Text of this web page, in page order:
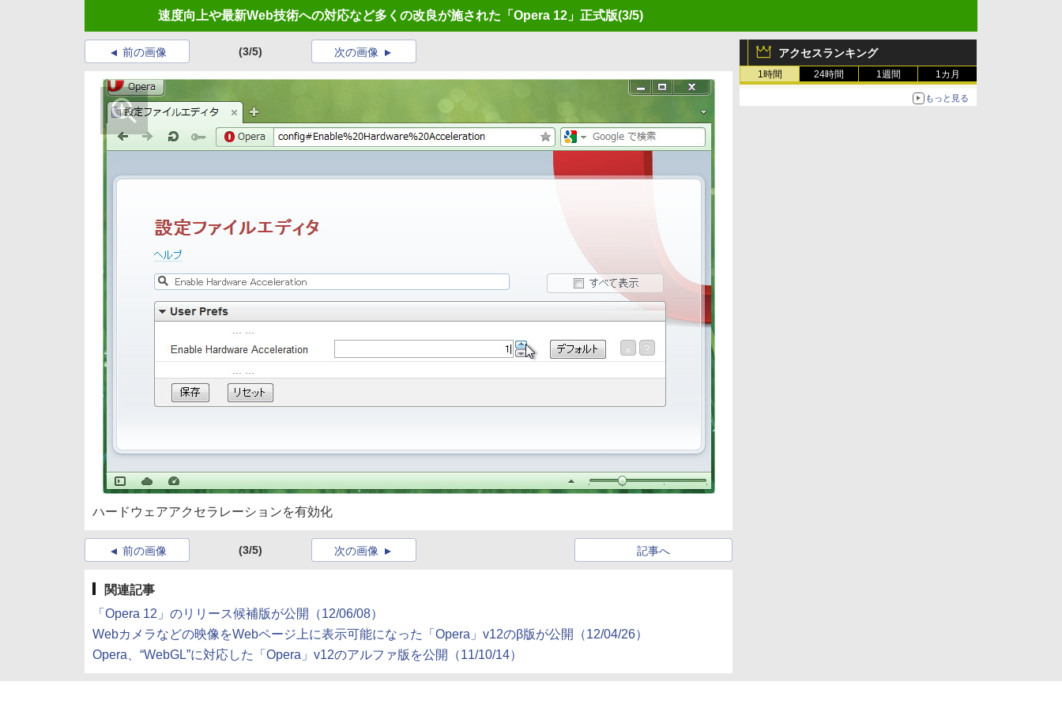
速度向上や最新Web技術への対応など多くの改良が施された「Opera 12」正式版(3/5)
アクセスランキング
1時間 24時間 1週間 1カ月
もっと見る
前の画像 (3/5) 次の画像
ハードウェアアクセラレーションを有効化
前の画像 (3/5) 記事へ
次の画像
関連記事
「Opera 12」のリリース候補版が公開（12/06/08）
Webカメラなどの映像をWebページ上に表示可能になった「Opera」v12のβ版が公開（12/04/26）
Opera、“WebGL”に対応した「Opera」v12のアルファ版を公開（11/10/14）